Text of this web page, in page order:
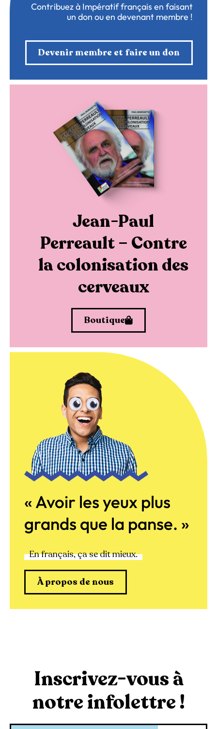
Contribuez à Impératif français en faisant
un don ou en devenant membre !
Devenir membre et faire un don
Jean-Paul
Perreault – Contre
la colonisation des
cerveaux
Boutique
« Avoir les yeux plus
grands que la panse. »
En français, ça se dit mieux.
À propos de nous
Inscrivez-vous à
notre infolettre !